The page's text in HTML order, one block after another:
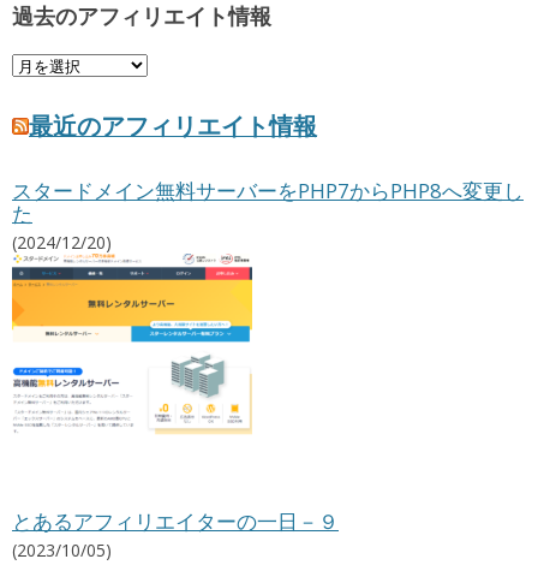
過去のアフィリエイト情報
過
の
ア
ィ
リ
エ
イ
ト
情
最近のアフィリエイト情報
スタードメイン無料サーバーをPHP7からPHP8へ変更し
た
(2024/12/20)
とあるアフィリエイターの一日－９
(2023/10/05)